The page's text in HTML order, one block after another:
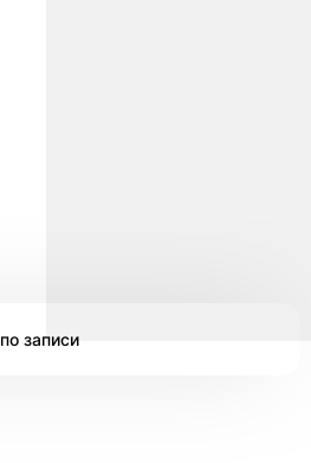
записи